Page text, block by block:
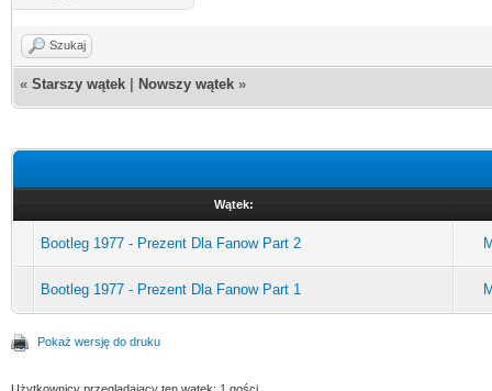
Szukaj
« Starszy wątek Nowszy wątek »
Wątek:
Bootleg 1977 - Prezent Dla Fanow Part 2
Bootleg 1977 - Prezent Dla Fanow Part 1
Pokaż wersję do druku